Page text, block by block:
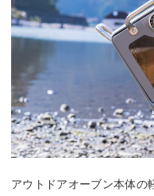
アウトドアオーブン本体の